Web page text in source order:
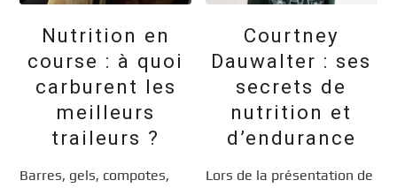
Nutrition en
course : à quoi
carburent les
meilleurs
traileurs ?
Barres, gels, compotes,
Courtney
Dauwalter : ses
secrets de
nutrition et
d’endurance
Lors de la présentation de